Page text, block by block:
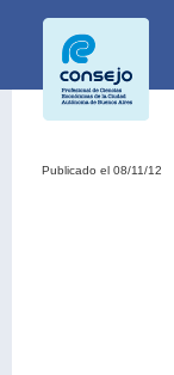
Publicado el 08/11/12